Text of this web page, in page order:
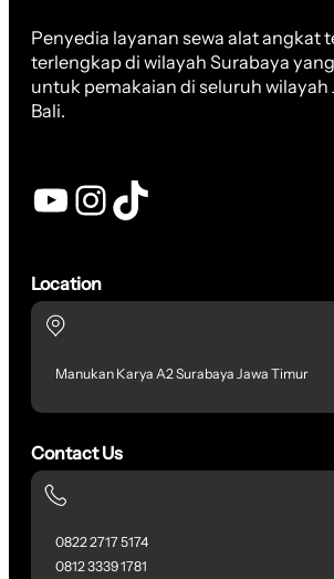
Penyedia layanan sewa alat angkat
terlengkap di wilayah Surabaya
untuk pemakaian di seluruh wilayah
Bali.
YouTube InstagramTikTok
Location
Manukan Karya A2 Surabaya Jawa Timur
Contact Us
0822 2717 5174
0812 3339 1781